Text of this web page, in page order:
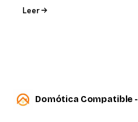
Leer
Domótica Compatible